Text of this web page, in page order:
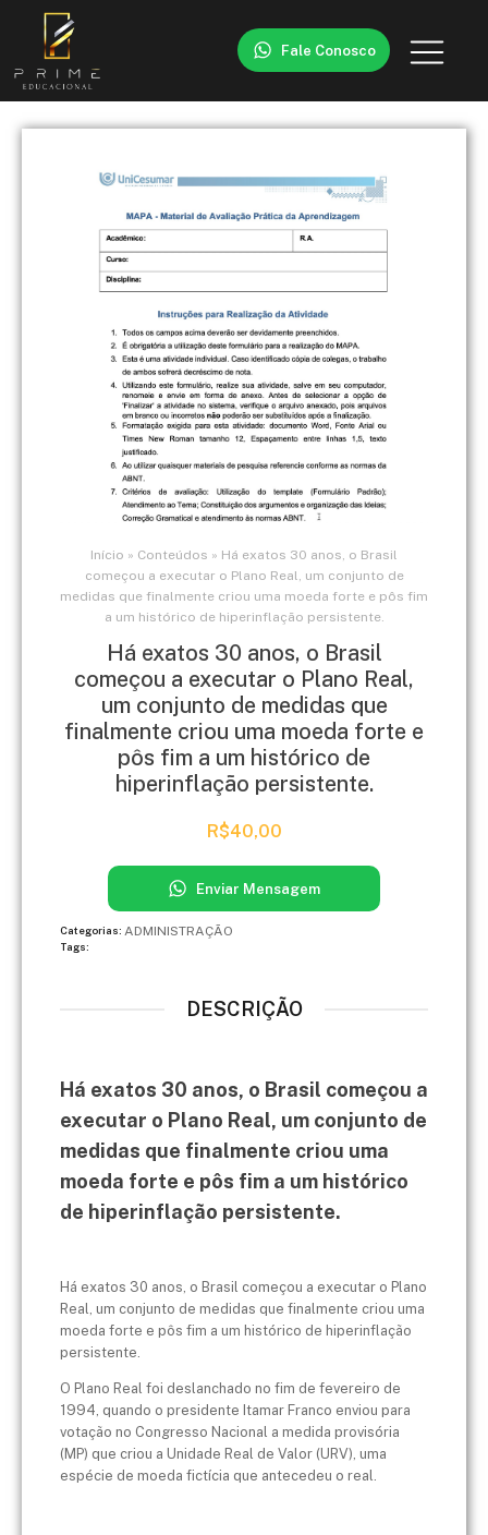
Fale Conosco
Início » Conteúdos » Há exatos 30 anos, o Brasil
começou a executar o Plano Real, um conjunto de
medidas que finalmente criou uma moeda forte e pôs fim
a um histórico de hiperinflação persistente.
Há exatos 30 anos, o Brasil
começou a executar o Plano Real,
um conjunto de medidas que
finalmente criou uma moeda forte e
pôs fim a um histórico de
hiperinflação persistente.
R$40,00
Enviar Mensagem
Categorias: ADMINISTRAÇÃO
Tags:
DESCRIÇÃO
Há exatos 30 anos, o Brasil começou a
executar o Plano Real, um conjunto de
medidas que finalmente criou uma
moeda forte e pôs fim a um histórico
de hiperinflação persistente.
Há exatos 30 anos, o Brasil começou a executar o Plano
Real, um conjunto de medidas que finalmente criou uma
moeda forte e pôs fim a um histórico de hiperinflação
persistente.
O Plano Real foi deslanchado no fim de fevereiro de
1994, quando o presidente Itamar Franco enviou para
votação no Congresso Nacional a medida provisória
(MP) que criou a Unidade Real de Valor (URV), uma
espécie de moeda fictícia que antecedeu o real.